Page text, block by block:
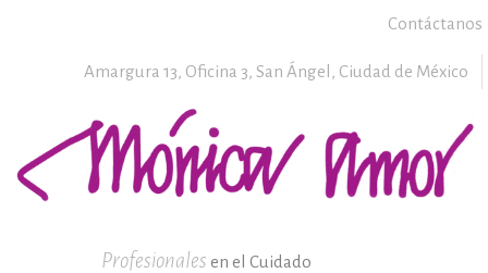
Contáctanos
Amargura 13, Oficina 3, San Ángel, Ciudad de México
Profesionales en el Cuidado